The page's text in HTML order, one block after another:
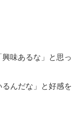
味あるな」と思っ
るんだな」と好感を